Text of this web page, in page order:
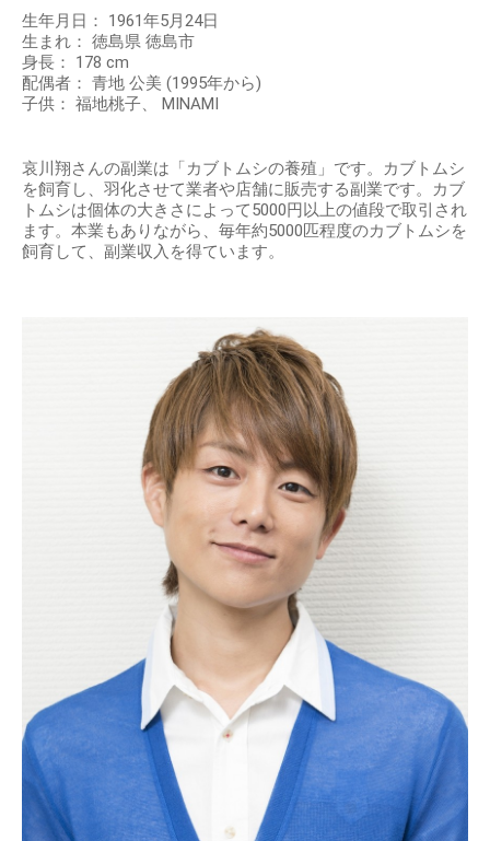
生年月日： 1961年5月24日
生まれ： 徳島県 徳島市
身長： 178 cm
配偶者： 青地 公美 (1995年から)
子供： 福地桃子、 MINAMI
哀川翔さんの副業は「カブトムシの養殖」です。カブトムシ
を飼育し、羽化させて業者や店舗に販売する副業です。カブ
トムシは個体の大きさによって5000円以上の値段で取引され
ます。本業もありながら、毎年約5000匹程度のカブトムシを
飼育して、副業収入を得ています。